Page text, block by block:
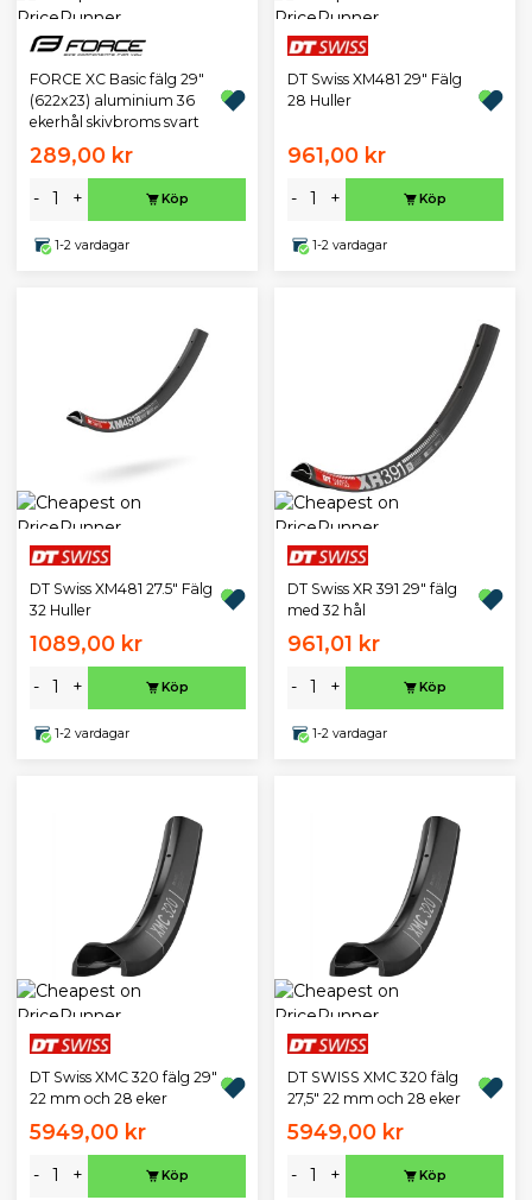
FORCE XC Basic fälg 29"
(622x23) aluminium 36
ekerhål skivbroms svart
289,00 kr
- + Köp
1-2 vardagar
DT Swiss XM481 29" Fälg
28 Huller
961,00 kr
- + Köp
1-2 vardagar
DT Swiss XM481 27.5" Fälg
32 Huller
1089,00 kr
- + Köp
1-2 vardagar
DT Swiss XR 391 29" fälg
med 32 hål
961,01 kr
- + Köp
1-2 vardagar
DT Swiss XMC 320 fälg 29"
22 mm och 28 eker
5949,00 kr
- + Köp
DT SWISS XMC 320 fälg
27,5" 22 mm och 28 eker
5949,00 kr
- + Köp